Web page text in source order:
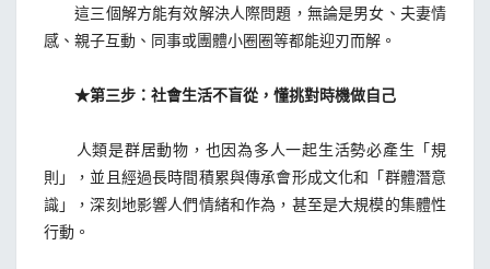
這三個解方能有效解決人際問題，無論是男女、夫妻情
感、親子互動、同事或團體小圈圈等都能迎刃而解。
★第三步：社會生活不盲從，懂挑對時機做自己
人類是群居動物，也因為多人一起生活勢必產生「規
則」，並且經過長時間積累與傳承會形成文化和「群體潛意
識」，深刻地影響人們情緒和作為，甚至是大規模的集體性
行動。